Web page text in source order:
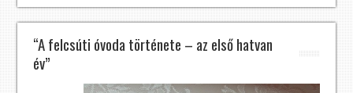
“A felcsúti óvoda története – az első hatvan
év”